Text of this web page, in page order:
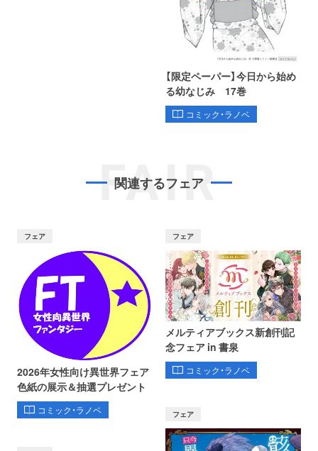
【限定ペーパー】今日から始め
る幼なじみ 17巻
コミック・ラノベ
FAIR
関連するフェア
フェア
2026年女性向け異世界フェア
色紙の展示＆抽選プレゼント
コミック・ラノベ
フェア
メルティアブックス新創刊記
念フェア in 書泉
コミック・ラノベ
フェア